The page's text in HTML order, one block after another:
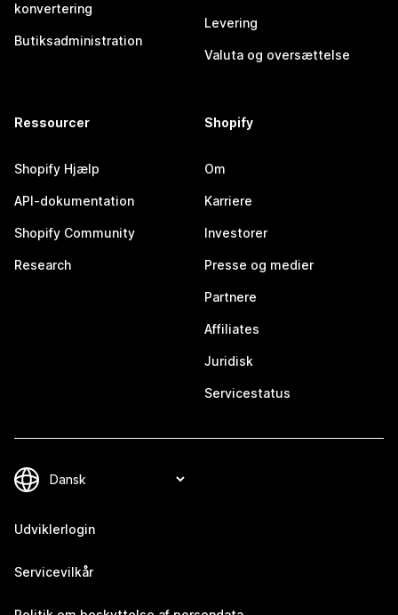
konvertering
Butiksadministration
Levering
Valuta og oversættelse
Ressourcer
Shopify Hjælp
API-dokumentation
Shopify Community
Research
Shopify
Om
Karriere
Investorer
Presse og medier
Partnere
Affiliates
Juridisk
Servicestatus
Udviklerlogin
Servicevilkår